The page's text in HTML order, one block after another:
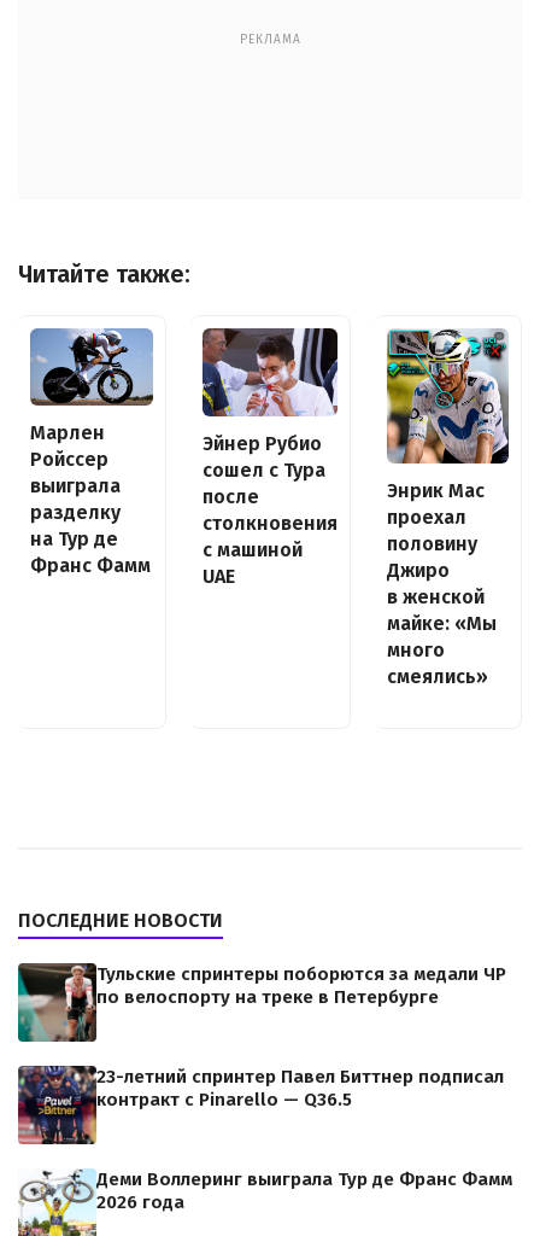
РЕКЛАМА
Читайте также:
Марлен
Ройссер
выиграла
разделку
на Тур де
Франс Фамм
Эйнер Рубио
сошел с Тура
после
столкновения
с машиной
UAE
Энрик Мас
проехал
половину
Джиро
в женской
майке: «Мы
много
смеялись»
ПОСЛЕДНИЕ НОВОСТИ
Тульские спринтеры поборются за медали ЧР
по велоспорту на треке в Петербурге
23-летний спринтер Павел Биттнер подписал
контракт с Pinarello — Q36.5
Деми Воллеринг выиграла Тур де Франс Фамм
2026 года